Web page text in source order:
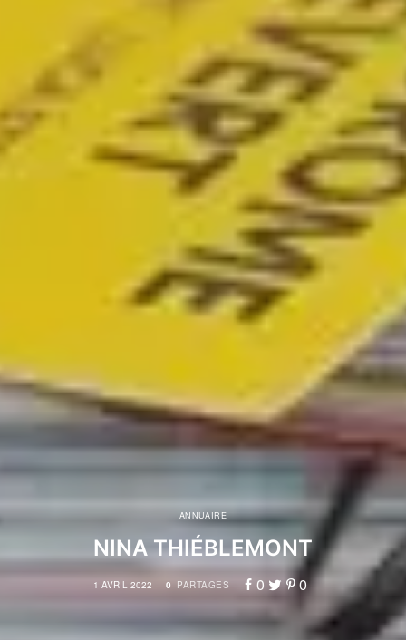
ANNUAIRE
NINA THIÉBLEMONT
1 AVRIL 2022 0 PARTAGES 0 0